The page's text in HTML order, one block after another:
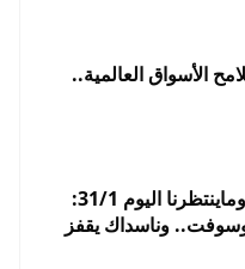
الأسواق العالمية..
ملخص الأسواق: ماحدث بالأمس وماينتظرنا اليوم 31/1:
وناسداك يقفز